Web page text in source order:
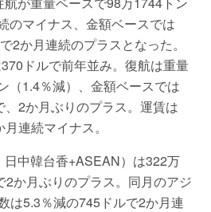
のマイナス、金額ベースでは
2か月連続のプラスとなった。
ドルで前年並み。復航は重量
（1.4％減）、金額ベースでは
2か月ぶりのプラス。運賃は
連続マイナス。
中韓台香+ASEAN）は322万
か月ぶりのプラス。同月のアジ
は5.3％減の745ドルで2か月連